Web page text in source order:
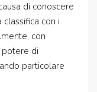
di conoscere
con i
con
potere di
particolare